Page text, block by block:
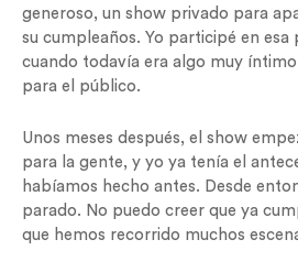
generoso, un show privado para
su cumpleaños. Yo participé en esa
cuando todavía era algo muy
para el público.
Unos meses después, el show
para la gente, y yo ya tenía el
habíamos hecho antes. Desde
parado. No puedo creer que ya
que hemos recorrido muchos